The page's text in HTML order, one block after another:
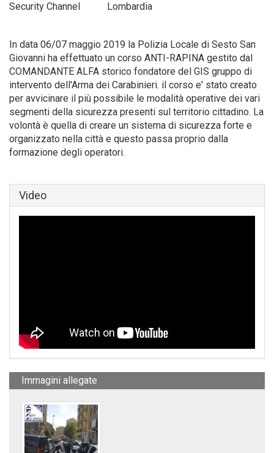
Security Channel
Lombardia
In data 06/07 maggio 2019 la Polizia Locale di Sesto San
Giovanni ha effettuato un corso ANTI-RAPINA gestito dal
COMANDANTE ALFA storico fondatore del GIS gruppo di
intervento dell'Arma dei Carabinieri. il corso e' stato creato
per avvicinare il più possibile le modalità operative dei vari
segmenti della sicurezza presenti sul territorio cittadino. La
volontà è quella di creare un sistema di sicurezza forte e
organizzato nella città e questo passa proprio dalla
formazione degli operatori.
Video
Immagini allegate